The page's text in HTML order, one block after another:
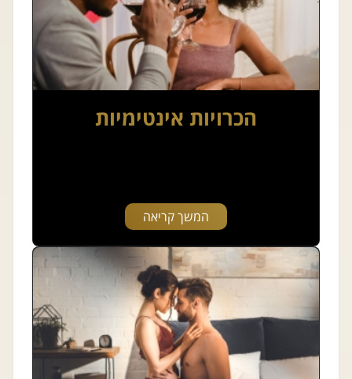
הכרויות אינטימיות
המשך קריאה